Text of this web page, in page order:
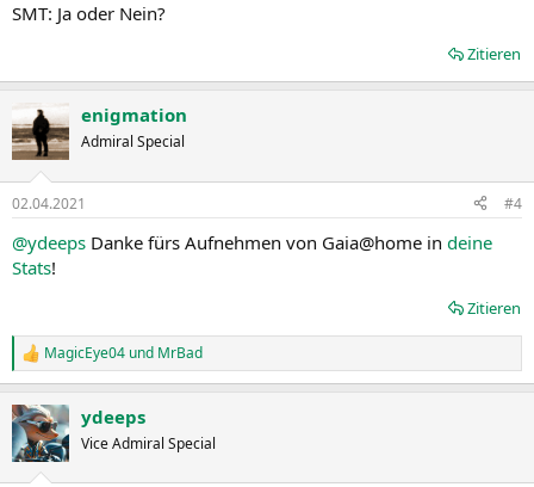
SMT: Ja oder Nein?
Zitieren
enigmation
Admiral Special
02.04.2021 #4
@ydeeps Danke fürs Aufnehmen von Gaia@home in deine
Stats!
Zitieren
R
e
k
t
i
MagicEye04 und MrBad
ydeeps
Vice Admiral Special